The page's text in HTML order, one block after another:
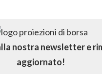
nostra newsletter e
aggiornato!